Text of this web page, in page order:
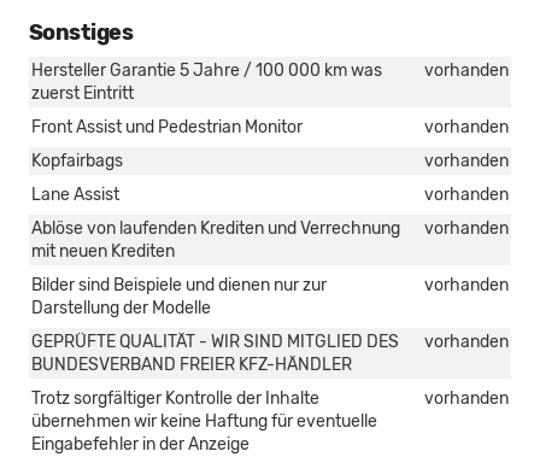
Sonstiges
Hersteller Garantie 5 Jahre / 100 000 km was
zuerst Eintritt
vorhanden
Front Assist und Pedestrian Monitor
vorhanden
Kopfairbags
vorhanden
Lane Assist
vorhanden
Ablöse von laufenden Krediten und Verrechnung
mit neuen Krediten
vorhanden
Bilder sind Beispiele und dienen nur zur
Darstellung der Modelle
vorhanden
GEPRÜFTE QUALITÄT - WIR SIND MITGLIED DES
BUNDESVERBAND FREIER KFZ-HÄNDLER
vorhanden
Trotz sorgfältiger Kontrolle der Inhalte
übernehmen wir keine Haftung für eventuelle
Eingabefehler in der Anzeige
vorhanden